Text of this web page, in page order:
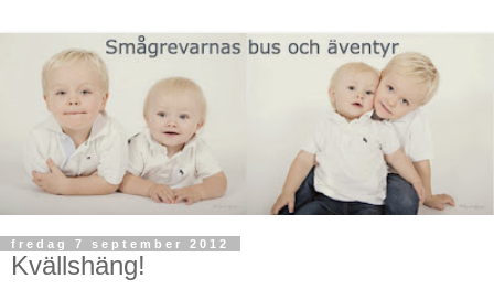
fredag 7 september 2012
Kvällshäng!